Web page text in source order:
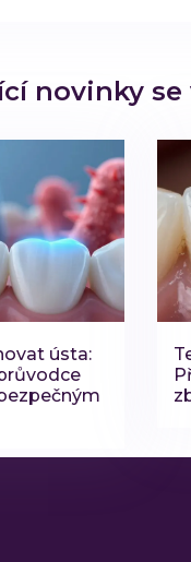
novinky
ústa: